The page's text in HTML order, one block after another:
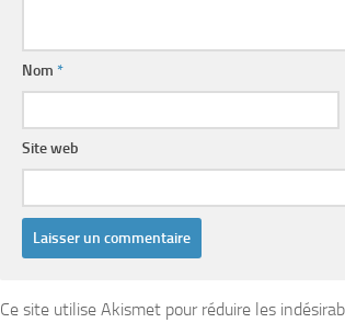
Nom *
Site web
Ce site utilise Akismet pour réduire les